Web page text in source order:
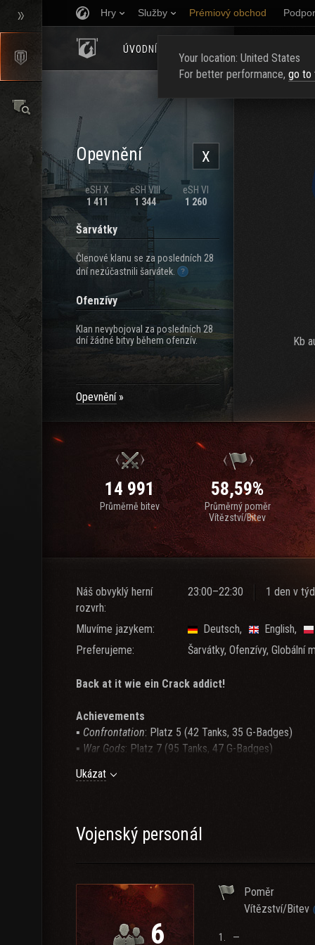
Hry Služby Prémiový obchod
ÚVODNÍ STRÁNKA
X
Opevnění
eSH X
1 411
eSH VIII
1 344
eSH VI
1 260
Šarvátky
Členové klanu se za posledních 28
dní nezúčastnili šarvátek.
Ofenzívy
Klan nevybojoval za posledních 28
dní žádné bitvy během ofenzív.
Opevnění
Kb
14 991
Průměrně bitev
58,59%
Průměrný poměr
Vítězství/Bitev
Náš obvyklý herní
rozvrh:
23:00–22:30 1 den v
Mluvíme jazykem: Deutsch
English
Preferujeme:
Šarvátky, Ofenzívy, Globální
Back at it wie ein Crack addict!
Achievements
▪ Confrontation: Platz 5 (42 Tanks, 35 G-Badges)
▪ War Gods: Platz 7 (95 Tanks, 47 G-Badges)
Requirements:
▪ AMTSSPRACHE IST DEUTSCH
REGELN:
§1: Gefechte die den Clan betreffen (Training,
Fassung der Gefechtsnorm.
Ukázat
Vojenský personál
6
Poměr
Vítězství/Bitev
1. —
Your location: United States
For better performance, go to